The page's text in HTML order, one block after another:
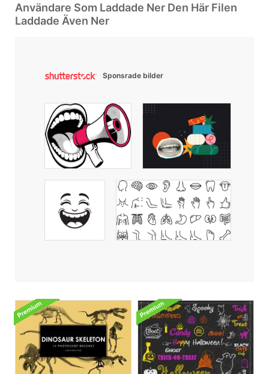
Användare Som Laddade Ner Den Här Filen
Laddade Även Ner
Sponsrade bilder